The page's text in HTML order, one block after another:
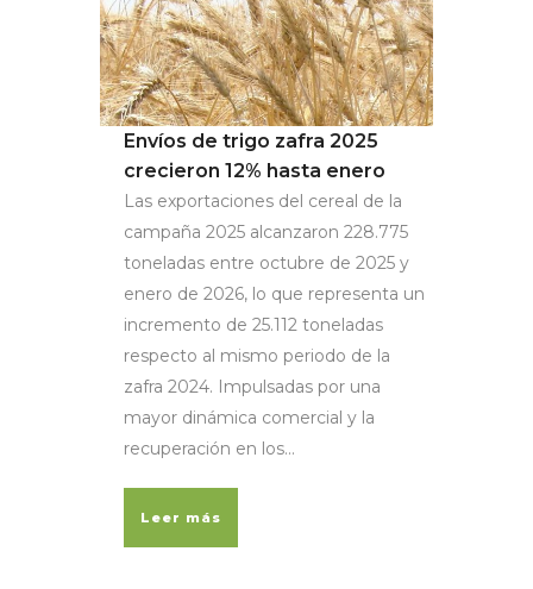
Envíos de trigo zafra 2025
crecieron 12% hasta enero
Las exportaciones del cereal de la
campaña 2025 alcanzaron 228.775
toneladas entre octubre de 2025 y
enero de 2026, lo que representa un
incremento de 25.112 toneladas
respecto al mismo periodo de la
zafra 2024. Impulsadas por una
mayor dinámica comercial y la
recuperación en los...
Leer más